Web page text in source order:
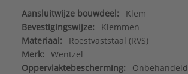
Aansluitwijze bouwdeel:
Klem
Bevestigingswijze:
Klemmen
Materiaal:
Roestvaststaal (RVS)
Merk:
Wentzel
Oppervlaktebescherming:
Onbehandeld